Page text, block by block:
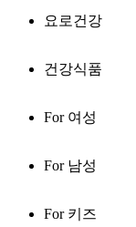
요로건강
건강식품
For 여성
For 남성
For 키즈